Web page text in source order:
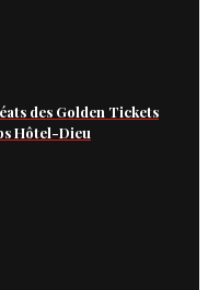
des Golden Tickets
Hôtel-Dieu